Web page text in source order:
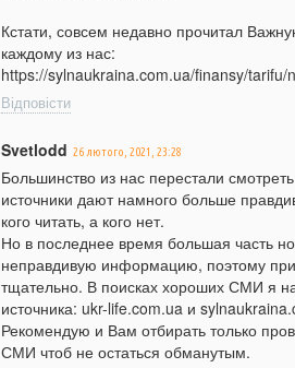
Кстати, совсем недавно прочитал
каждому из нас:
https://sylnaukraina.com.ua/finansy/
Відповісти
Svetlodd 26 лютого, 2021, 23:28
Большинство из нас перестали
источники дают намного больше
кого читать, а кого нет.
Но в последнее время большая часть
неправдивую информацию, поэтому
тщательно. В поисках хороших СМИ я
источника: ukr-life.com.ua и
Рекомендую и Вам отбирать только
СМИ чтоб не остаться обманутым.